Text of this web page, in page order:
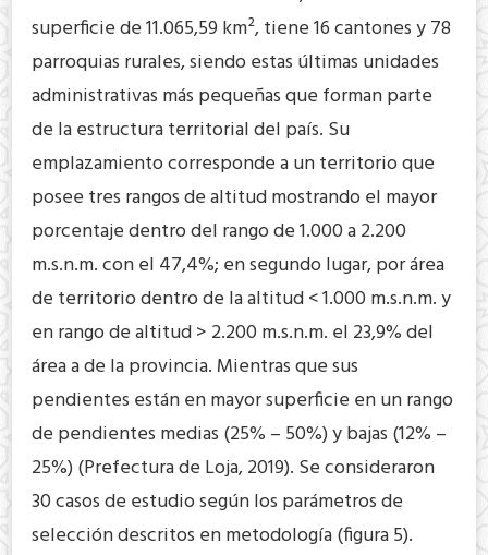
superficie de 11.065,59 km², tiene 16 cantones y 78
parroquias rurales, siendo estas últimas unidades
administrativas más pequeñas que forman parte
de la estructura territorial del país. Su
emplazamiento corresponde a un territorio que
posee tres rangos de altitud mostrando el mayor
porcentaje dentro del rango de 1.000 a 2.200
m.s.n.m. con el 47,4%; en segundo lugar, por área
de territorio dentro de la altitud < 1.000 m.s.n.m. y
en rango de altitud > 2.200 m.s.n.m. el 23,9% del
área a de la provincia. Mientras que sus
pendientes están en mayor superficie en un rango
de pendientes medias (25% – 50%) y bajas (12% –
25%) (Prefectura de Loja, 2019). Se consideraron
30 casos de estudio según los parámetros de
selección descritos en metodología (figura 5).